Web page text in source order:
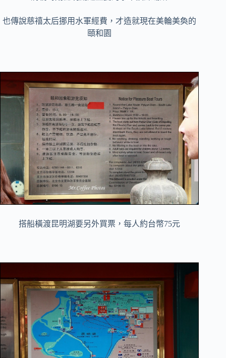
也傳說慈禧太后挪用水軍經費，才造就現在美輪美奐的
頤和園
搭船橫渡昆明湖要另外買票，每人約台幣75元